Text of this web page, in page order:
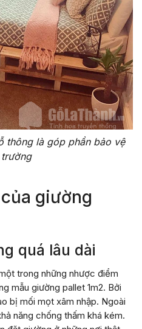
thông là góp phần bảo vệ
giường
quá lâu dài
trong những nhược điểm
mẫu giường pallet 1m2. Bởi
bị mối mọt xâm nhập. Ngoài
năng chống thấm khá kém.